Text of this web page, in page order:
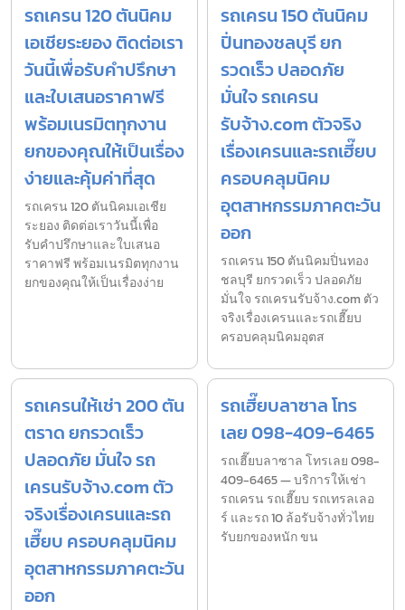
รถเครน 120 ตันนิคม
เอเชียระยอง ติดต่อเรา
วันนี้เพื่อรับคำปรึกษา
และใบเสนอราคาฟรี
พร้อมเนรมิตทุกงาน
ยกของคุณให้เป็นเรื่อง
ง่ายและคุ้มค่าที่สุด
รถเครน 120 ตันนิคมเอเชีย
ระยอง ติดต่อเราวันนี้เพื่อ
รับคำปรึกษาและใบเสนอ
ราคาฟรี พร้อมเนรมิตทุกงาน
ยกของคุณให้เป็นเรื่องง่าย
รถเครน 150 ตันนิคม
ปิ่นทองชลบุรี ยก
รวดเร็ว ปลอดภัย
มั่นใจ รถเครน
รับจ้าง.com ตัวจริง
เรื่องเครนและรถเฮี๊ยบ
ครอบคลุมนิคม
อุตสาหกรรมภาคตะวัน
ออก
รถเครน 150 ตันนิคมปิ่นทอง
ชลบุรี ยกรวดเร็ว ปลอดภัย
มั่นใจ รถเครนรับจ้าง.com ตัว
จริงเรื่องเครนและรถเฮี๊ยบ
ครอบคลุมนิคมอุตส
รถเครนให้เช่า 200 ตัน
ตราด ยกรวดเร็ว
ปลอดภัย มั่นใจ รถ
เครนรับจ้าง.com ตัว
จริงเรื่องเครนและรถ
เฮี๊ยบ ครอบคลุมนิคม
อุตสาหกรรมภาคตะวัน
ออก
รถเฮี๊ยบลาซาล โทร
เลย 098-409-6465
รถเฮี๊ยบลาซาล โทรเลย 098-
409-6465 — บริการให้เช่า
รถเครน รถเฮี๊ยบ รถเทรลเลอ
ร์ และรถ 10 ล้อรับจ้างทั่วไทย
รับยกของหนัก ขน